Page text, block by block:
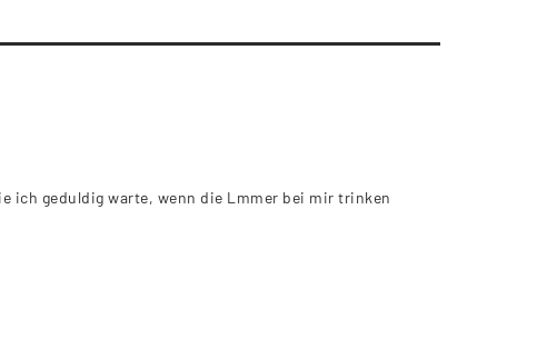
ich geduldig warte, wenn die Lmmer bei mir trinken